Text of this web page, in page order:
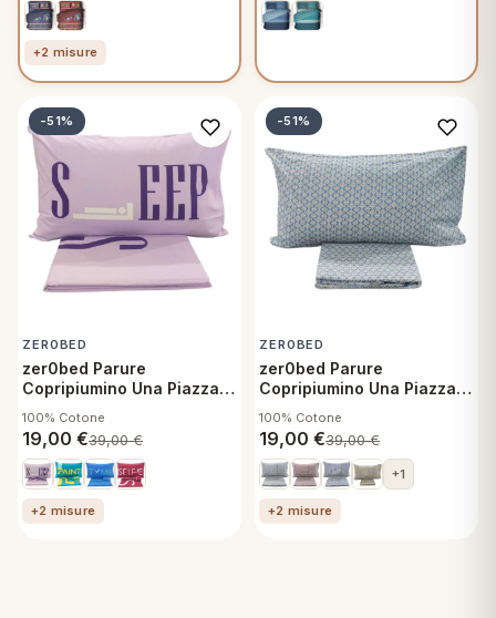
+2 misure
-51%
ZER0BED
zer0bed Parure
Copripiumino Una Piazza
Cotone Sleep, Sacco e
federa
100% Cotone
19,00 €39,00€
+2 misure
-51%
ZER0BED
zer0bed Parure
Copripiumino Una Piazza
Cotone Kansas Ottanio,
Sacco e federa
100% Cotone
19,00 €39,00€
+1
+2 misure